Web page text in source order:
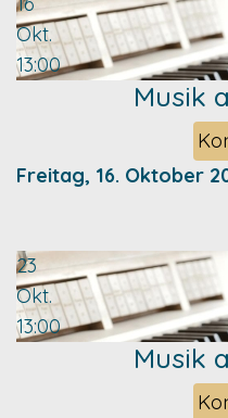
Okt.
13:00
Musik
Freitag, 16. Oktober
23
Okt.
13:00
Musik